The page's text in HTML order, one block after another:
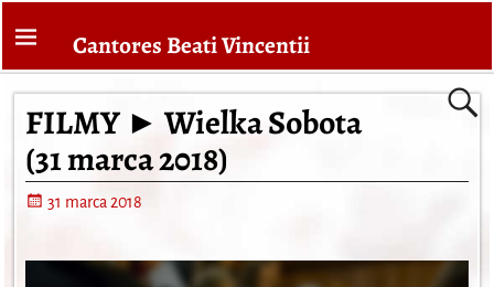
Cantores Beati Vincentii
FILMY ► Wielka Sobota
(31 marca 2018)
31 marca 2018